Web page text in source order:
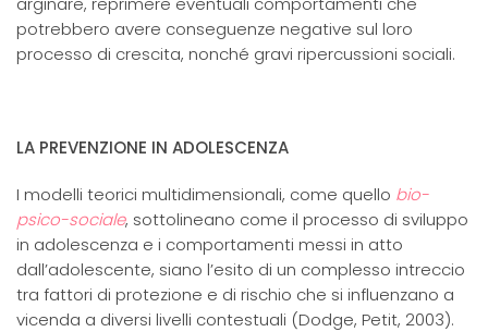
potrebbero avere conseguenze negative sul loro
processo di crescita, nonché gravi ripercussioni sociali.
LA PREVENZIONE IN ADOLESCENZA
I modelli teorici multidimensionali, come quello bio-
psico-sociale, sottolineano come il processo di sviluppo
in adolescenza e i comportamenti messi in atto
dall’adolescente, siano l’esito di un complesso intreccio
tra fattori di protezione e di rischio che si influenzano a
vicenda a diversi livelli contestuali (Dodge, Petit, 2003).